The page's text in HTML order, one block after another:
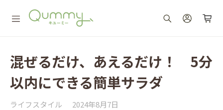
混ぜるだけ、あえるだけ！ 5分
以内にできる簡単サラダ
ライフスタイル 2024年8月7日